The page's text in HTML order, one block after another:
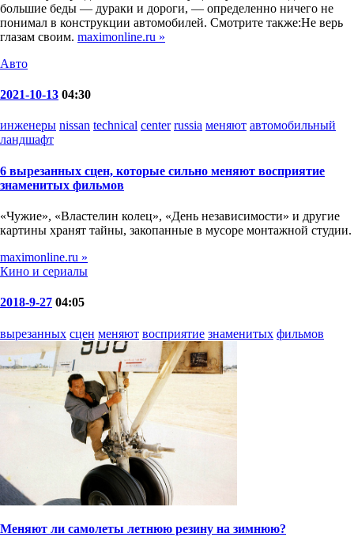
большие беды — дураки и дороги, — определенно ничего не
понимал в конструкции автомобилей. Смотрите также:Не верь
глазам своим. maximonline.ru »
Авто
2021-10-13 04:30
инженеры nissan technical center russia меняют автомобильный
ландшафт
6 вырезанных сцен, которые сильно меняют восприятие
знаменитых фильмов
«Чужие», «Властелин колец», «День независимости» и другие
картины хранят тайны, закопанные в мусоре монтажной студии.
maximonline.ru »
Кино и сериалы
2018-9-27 04:05
вырезанных сцен меняют восприятие знаменитых фильмов
Меняют ли самолеты летнюю резину на зимнюю?